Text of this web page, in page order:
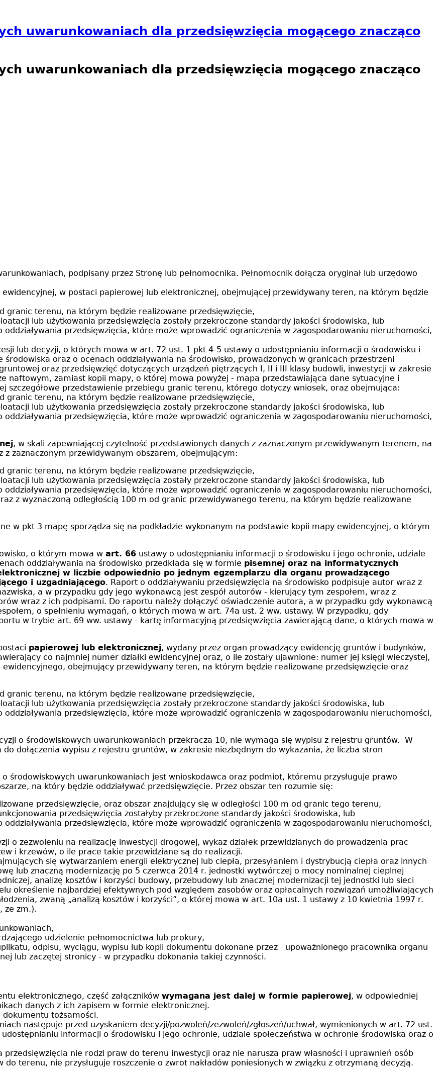
uwarunkowaniach dla przedsięwzięcia mogącego znacząco
uwarunkowaniach dla przedsięwzięcia mogącego znacząco
podpisany przez Stronę lub pełnomocnika. Pełnomocnik dołącza oryginał lub urzędowo
ewidencyjnej, w postaci papierowej lub elektronicznej, obejmującej przewidywany teren, na którym będzie
granic terenu, na którym będzie realizowane przedsięwzięcie,
lub użytkowania przedsięwzięcia zostały przekroczone standardy jakości środowiska, lub
oddziaływania przedsięwzięcia, które może wprowadzić ograniczenia w zagospodarowaniu nieruchomości,
lub decyzji, o których mowa w art. 72 ust. 1 pkt 4-5 ustawy o udostępnianiu informacji o środowisku i
oraz o ocenach oddziaływania na środowisko, prowadzonych w granicach przestrzeni
oraz przedsięwzięć dotyczących urządzeń piętrzących I, II i III klasy budowli, inwestycji w zakresie
naftowym, zamiast kopii mapy, o której mowa powyżej - mapa przedstawiająca dane sytuacyjne i
szczegółowe przedstawienie przebiegu granic terenu, którego dotyczy wniosek, oraz obejmująca:
granic terenu, na którym będzie realizowane przedsięwzięcie,
lub użytkowania przedsięwzięcia zostały przekroczone standardy jakości środowiska, lub
oddziaływania przedsięwzięcia, które może wprowadzić ograniczenia w zagospodarowaniu nieruchomości,
, w skali zapewniającej czytelność przedstawionych danych z zaznaczonym przewidywanym terenem, na
zaznaczonym przewidywanym obszarem, obejmującym:
granic terenu, na którym będzie realizowane przedsięwzięcie,
lub użytkowania przedsięwzięcia zostały przekroczone standardy jakości środowiska, lub
oddziaływania przedsięwzięcia, które może wprowadzić ograniczenia w zagospodarowaniu nieruchomości,
z wyznaczoną odległością 100 m od granic przewidywanego terenu, na którym będzie realizowane
w pkt 3 mapę sporządza się na podkładzie wykonanym na podstawie kopii mapy ewidencyjnej, o którym
o którym mowa w art. 66 ustawy o udostępnianiu informacji o środowisku i jego ochronie, udziale
oddziaływania na środowisko przedkłada się w formie pisemnej oraz na informatycznych
w liczbie odpowiednio po jednym egzemplarzu dla organu prowadzącego
i uzgadniającego. Raport o oddziaływaniu przedsięwzięcia na środowisko podpisuje autor wraz z
a w przypadku gdy jego wykonawcą jest zespół autorów - kierujący tym zespołem, wraz z
wraz z ich podpisami. Do raportu należy dołączyć oświadczenie autora, a w przypadku gdy wykonawcą
o spełnieniu wymagań, o których mowa w art. 74a ust. 2 ww. ustawy. W przypadku, gdy
w trybie art. 69 ww. ustawy - kartę informacyjną przedsięwzięcia zawierającą dane, o których mowa w
papierowej lub elektronicznej, wydany przez organ prowadzący ewidencję gruntów i budynków,
co najmniej numer działki ewidencyjnej oraz, o ile zostały ujawnione: numer jej księgi wieczystej,
obejmujący przewidywany teren, na którym będzie realizowane przedsięwzięcie oraz
granic terenu, na którym będzie realizowane przedsięwzięcie,
lub użytkowania przedsięwzięcia zostały przekroczone standardy jakości środowiska, lub
oddziaływania przedsięwzięcia, które może wprowadzić ograniczenia w zagospodarowaniu nieruchomości,
o środowiskowych uwarunkowaniach przekracza 10, nie wymaga się wypisu z rejestru gruntów. W
dołączenia wypisu z rejestru gruntów, w zakresie niezbędnym do wykazania, że liczba stron
środowiskowych uwarunkowaniach jest wnioskodawca oraz podmiot, któremu przysługuje prawo
na który będzie oddziaływać przedsięwzięcie. Przez obszar ten rozumie się:
przedsięwzięcie, oraz obszar znajdujący się w odległości 100 m od granic tego terenu,
przedsięwzięcia zostałyby przekroczone standardy jakości środowiska, lub
oddziaływania przedsięwzięcia, które może wprowadzić ograniczenia w zagospodarowaniu nieruchomości,
o zezwoleniu na realizację inwestycji drogowej, wykaz działek przewidzianych do prowadzenia prac
i krzewów, o ile prace takie przewidziane są do realizacji.
się wytwarzaniem energii elektrycznej lub ciepła, przesyłaniem i dystrybucją ciepła oraz innych
lub znaczną modernizację po 5 czerwca 2014 r. jednostki wytwórczej o mocy nominalnej cieplnej
analizę kosztów i korzyści budowy, przebudowy lub znacznej modernizacji tej jednostki lub sieci
określenie najbardziej efektywnych pod względem zasobów oraz opłacalnych rozwiązań umożliwiających
zwaną „analizą kosztów i korzyści”, o której mowa w art. 10a ust. 1 ustawy z 10 kwietnia 1997 r.
ze zm.).
udzielenie pełnomocnictwa lub prokury,
odpisu, wyciągu, wypisu lub kopii dokumentu dokonane przez upoważnionego pracownika organu
lub zaczętej stronicy - w przypadku dokonania takiej czynności.
elektronicznego, część załączników wymagana jest dalej w formie papierowej, w odpowiedniej
danych z ich zapisem w formie elektronicznej.
dokumentu tożsamości.
następuje przed uzyskaniem decyzji/pozwoleń/zezwoleń/zgłoszeń/uchwał, wymienionych w art. 72 ust.
informacji o środowisku i jego ochronie, udziale społeczeństwa w ochronie środowiska oraz o
nie rodzi praw do terenu inwestycji oraz nie narusza praw własności i uprawnień osób
terenu, nie przysługuje roszczenie o zwrot nakładów poniesionych w związku z otrzymaną decyzją.